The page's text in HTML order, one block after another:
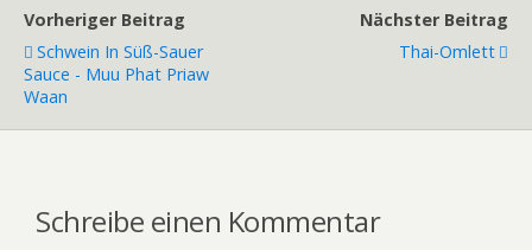
Vorheriger Beitrag
Schwein In Süß-Sauer
Sauce - Muu Phat Priaw
Waan
Nächster Beitrag
Thai-Omlett
Schreibe einen Kommentar